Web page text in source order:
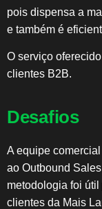
pois dispensa a
e também é
O serviço
clientes B2B.
Desafios
A equipe
ao Outbound
metodologia foi
clientes da Mais